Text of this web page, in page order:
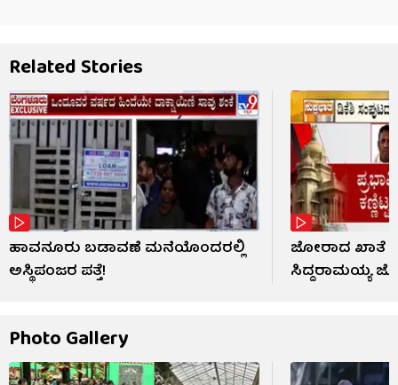
Related Stories
ಹಾವನೂರು ಬಡಾವಣೆ ಮನೆಯೊಂದರಲ್ಲಿ
ಅಸ್ಥಿಪಂಜರ ಪತ್ತೆ!
ಜೋರಾದ ಖಾತೆ
ಸಿದ್ದರಾಮಯ್ಯ
Photo Gallery